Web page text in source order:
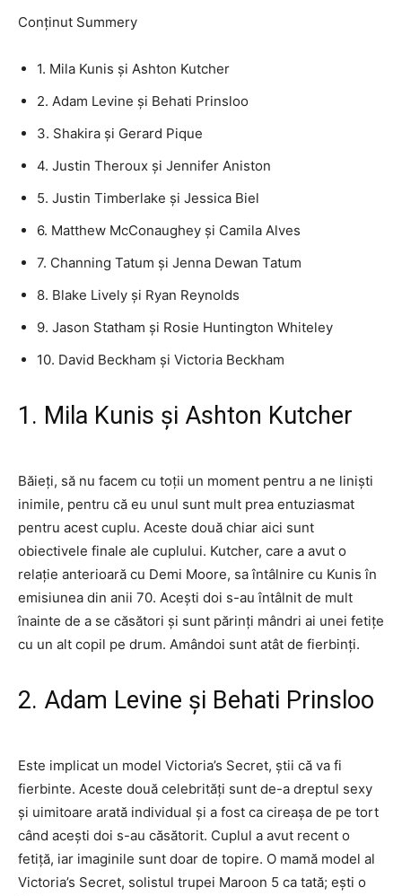
Conținut Summery
1. Mila Kunis și Ashton Kutcher
2. Adam Levine și Behati Prinsloo
3. Shakira și Gerard Pique
4. Justin Theroux și Jennifer Aniston
5. Justin Timberlake și Jessica Biel
6. Matthew McConaughey și Camila Alves
7. Channing Tatum și Jenna Dewan Tatum
8. Blake Lively și Ryan Reynolds
9. Jason Statham și Rosie Huntington Whiteley
10. David Beckham și Victoria Beckham
1. Mila Kunis și Ashton Kutcher
Băieți, să nu facem cu toții un moment pentru a ne liniști
inimile, pentru că eu unul sunt mult prea entuziasmat
pentru acest cuplu. Aceste două chiar aici sunt
obiectivele finale ale cuplului. Kutcher, care a avut o
relație anterioară cu Demi Moore, sa întâlnire cu Kunis în
emisiunea din anii 70. Acești doi s-au întâlnit de mult
înainte de a se căsători și sunt părinți mândri ai unei fetițe
cu un alt copil pe drum. Amândoi sunt atât de fierbinți.
2. Adam Levine și Behati Prinsloo
Este implicat un model Victoria’s Secret, știi că va fi
fierbinte. Aceste două celebrități sunt de-a dreptul sexy
și uimitoare arată individual și a fost ca cireașa de pe tort
când acești doi s-au căsătorit. Cuplul a avut recent o
fetiță, iar imaginile sunt doar de topire. O mamă model al
Victoria’s Secret, solistul trupei Maroon 5 ca tată; ești o